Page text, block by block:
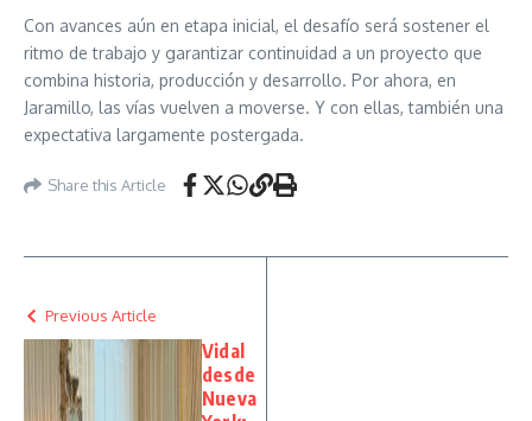
Con avances aún en etapa inicial, el desafío será sostener el
ritmo de trabajo y garantizar continuidad a un proyecto que
combina historia, producción y desarrollo. Por ahora, en
Jaramillo, las vías vuelven a moverse. Y con ellas, también una
expectativa largamente postergada.
Share this Article
Previous Article
Vidal
desde
Nueva